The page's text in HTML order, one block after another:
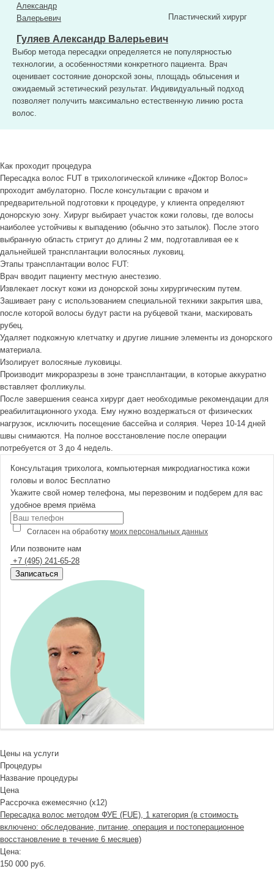
Гуляев Александр Валерьевич
Пластический хирург
Выбор метода пересадки определяется не популярностью
технологии, а особенностями конкретного пациента. Врач
оценивает состояние донорской зоны, площадь облысения и
ожидаемый эстетический результат. Индивидуальный подход
позволяет получить максимально естественную линию роста
волос.
Как проходит процедура
Пересадка волос FUT в трихологической клинике «Доктор Волос»
проходит амбулаторно. После консультации с врачом и
предварительной подготовки к процедуре, у клиента определяют
донорскую зону. Хирург выбирает участок кожи головы, где волосы
наиболее устойчивы к выпадению (обычно это затылок). После этого
выбранную область стригут до длины 2 мм, подготавливая ее к
дальнейшей трансплантации волосяных луковиц.
Этапы трансплантации волос FUT:
Врач вводит пациенту местную анестезию.
Извлекает лоскут кожи из донорской зоны хирургическим путем.
Зашивает рану с использованием специальной техники закрытия шва,
после которой волосы будут расти на рубцевой ткани, маскировать
рубец.
Удаляет подкожную клетчатку и другие лишние элементы из донорского
материала.
Изолирует волосяные луковицы.
Производит микроразрезы в зоне трансплантации, в которые аккуратно
вставляет фолликулы.
После завершения сеанса хирург дает необходимые рекомендации для
реабилитационного ухода. Ему нужно воздержаться от физических
нагрузок, исключить посещение бассейна и солярия. Через 10-14 дней
швы снимаются. На полное восстановление после операции
потребуется от 3 до 4 недель.
Консультация трихолога, компьютерная микродиагностика кожи
головы и волос Бесплатно
Укажите свой номер телефона, мы перезвоним и подберем для вас
удобное время приёма
Согласен на обработку моих персональных данных
Или позвоните нам
+7 (495) 241-65-28
Записаться
Цены на услуги
Процедуры
Название процедуры
Цена
Рассрочка ежемесячно (x12)
Пересадка волос методом ФУЕ (FUE), 1 категория (в стоимость
включено: обследование, питание, операция и постоперационное
восстановление в течение 6 месяцев)
Цена:
150 000 руб.